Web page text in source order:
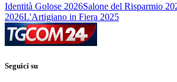
Identità Golose 2026Salone del Risparmio
2026L'Artigiano in Fiera 2025
Seguici su